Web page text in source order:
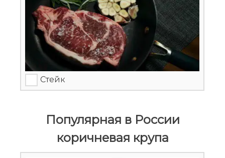
Стейк
Популярная в России
коричневая крупа